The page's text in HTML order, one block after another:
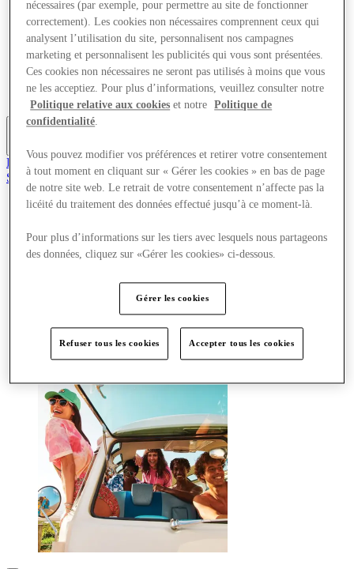
Magasins
Offres
Planifiez votre visite
Quoi de neuf
Mangez et buvez
Cartes cadeaux
Services
Rejoignez le club
Sauvé
fr
Offres
Planifiez votre visite
Quoi de neuf
Plus
nécessaires (par exemple, pour permettre au site de fonctionner
correctement). Les cookies non nécessaires comprennent ceux qui
analysent l’utilisation du site, personnalisent nos campagnes
marketing et personnalisent les publicités qui vous sont présentées.
Ces cookies non nécessaires ne seront pas utilisés à moins que vous
ne les acceptiez. Pour plus d’informations, veuillez consulter notre
Politique relative aux cookies et notre
Politique de
confidentialité.
Vous pouvez modifier vos préférences et retirer votre consentement
à tout moment en cliquant sur « Gérer les cookies » en bas de page
de notre site web. Le retrait de votre consentement n’affecte pas la
licéité du traitement des données effectué jusqu’à ce moment-là.
Pour plus d’informations sur les tiers avec lesquels nous partageons
des données, cliquez sur «Gérer les cookies» ci-dessous.
Gérer les cookies
Refuser tous les cookies Accepter tous les cookies